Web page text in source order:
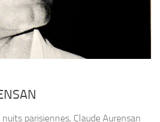
parisiennes, Claude Aurensan